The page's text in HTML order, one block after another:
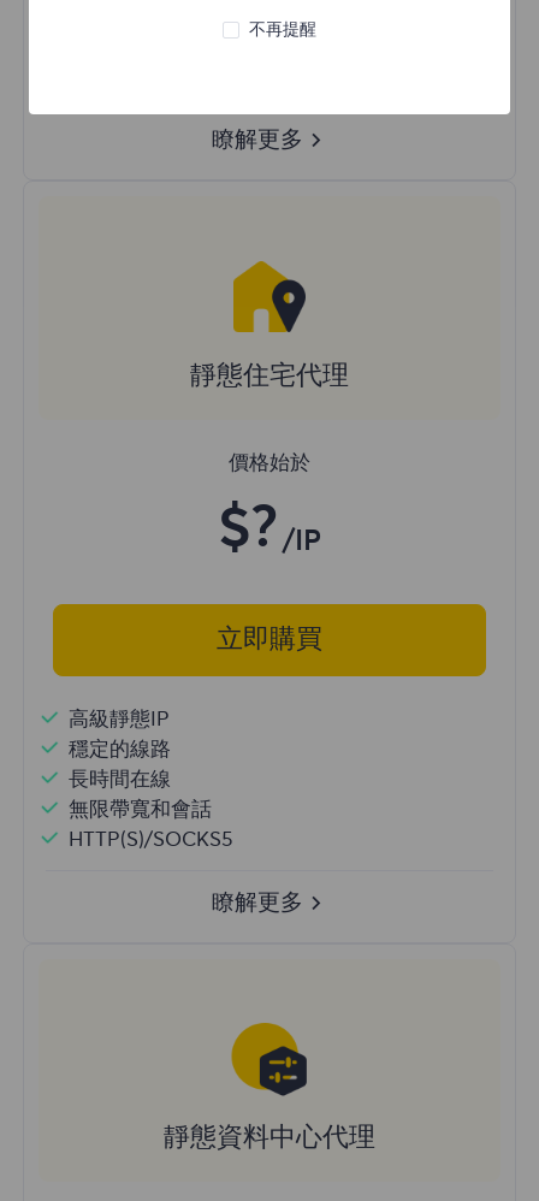
全球超過50個地區
瞭解更多
靜態住宅代理
價格始於
$? /IP
立即購買
高級靜態IP
穩定的線路
長時間在線
無限帶寬和會話
HTTP(S)/SOCKS5
瞭解更多
靜態資料中心代理
不再提醒